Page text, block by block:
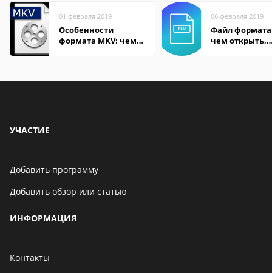
01 февраля 2019
Особенности
формата MKV: чем
06 февраля 2019
Файл формата
чем открыть,
УЧАСТИЕ
Добавить программу
Добавить обзор или статью
ИНФОРМАЦИЯ
Контакты